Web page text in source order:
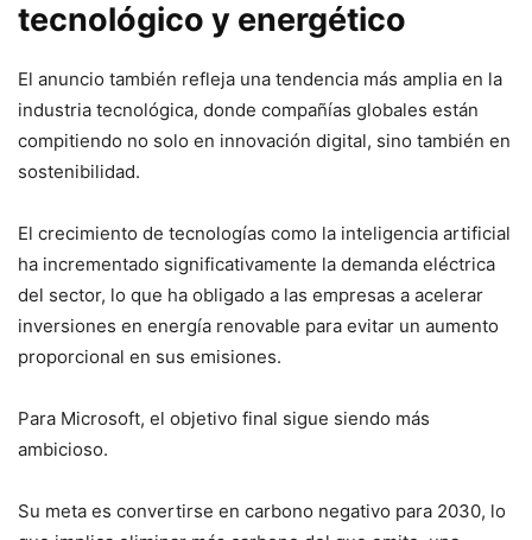
tecnológico y energético
El anuncio también refleja una tendencia más amplia en la
industria tecnológica, donde compañías globales están
compitiendo no solo en innovación digital, sino también en
sostenibilidad.
El crecimiento de tecnologías como la inteligencia artificial
ha incrementado significativamente la demanda eléctrica
del sector, lo que ha obligado a las empresas a acelerar
inversiones en energía renovable para evitar un aumento
proporcional en sus emisiones.
Para Microsoft, el objetivo final sigue siendo más
ambicioso.
Su meta es convertirse en carbono negativo para 2030, lo